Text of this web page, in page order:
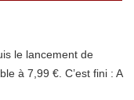
le lancement de
à 7,99 €. C’est fini : A